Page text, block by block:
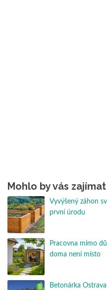
Mohlo by vás zajímat
Vyvýšený záhon
první úrodu
Pracovna mimo
doma není místo
Betonárka